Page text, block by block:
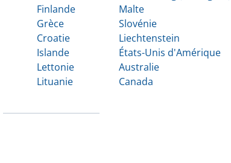
Finlande
Grèce
Croatie
Islande
Lettonie
Lituanie
Malte
Slovénie
Liechtenstein
États-Unis d'Amérique
Australie
Canada